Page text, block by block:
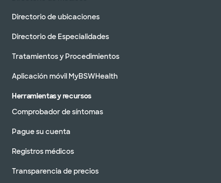
Directorio de ubicaciones
Directorio de Especialidades
Tratamientos y Procedimientos
Aplicación móvil MyBSWHealth
Herramientas y recursos
Comprobador de síntomas
Pague su cuenta
Registros médicos
Transparencia de precios